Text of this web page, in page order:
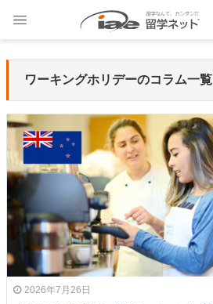
ワーキングホリデーのコラム一覧
2026年7月26日